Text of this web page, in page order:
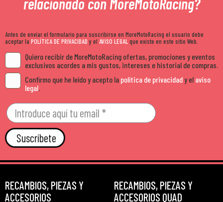
relacionado con MoreMotoRacing?
Antes de enviar el formulario para suscribirse en MoreMotoRacing el usuario debe
aceptar la POLÍTICA DE PRIVACIDADy el AVISO LEGALque existe en este sitio Web.
Quiero recibir de MoreMotoRacing ofertas, promociones y eventos
exclusivos acordes a mis gustos, intereses e historial de compras.
Confirmo que he leído y acepto la política de privacidady el aviso
legal.
Suscríbete
RECAMBIOS, PIEZAS Y
ACCESORIOS
RECAMBIOS, PIEZAS Y
ACCESORIOS QUAD